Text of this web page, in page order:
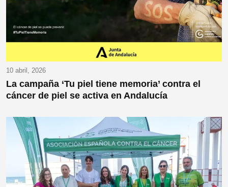
10 abril, 2026
La campaña ‘Tu piel tiene memoria’ contra el
cáncer de piel se activa en Andalucía